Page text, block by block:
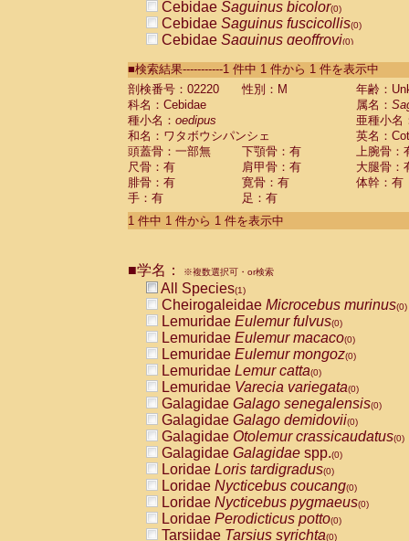
Cebidae Saguinus bicolor(0)
Cebidae Saguinus fuscicollis(0)
Cebidae Saguinus geoffroyi(0)
CebidaeSaguinus labiatus(0)
Cebidae Saguinus leucopus (0)
Cebidae
Cebidae
CebidaeSaguinus nigricollis (0)
Cebidae Saguinus oedipus
Cebidae Saguinus weddelli
Cebidae Saguinusspp.
Cebidae Aotus trivirgatus
Cebidae Cebus albifrons
CebidaeCebus nigrivittatus
CebidaeCebus
CebidaeSaimiri boliviensis(0)
CebidaeSaimiri sciureus(0)
AtelidaeAlouatta caraya(0)
AtelidaeAlouatta fusca(0)
AtelidaeAlouatta seniculus
AtelidaeAlouattaspp.(0)
AtelidaeAteles belzebuth(0)
AtelidaeAteles geoffroyi(0)
AtelidaeAteles paniscus(0)
AtelidaeAtelesspp.(0)
Atelidae Lagothrix lagothricha
AtelidaeLagothrix lagothricha cana
PitheciidaeCacajao calvus
PitheciidaeCallicebus cupreus
PitheciidaeCallicebus donacophilus
■検索結果-----------1 件中 1 件から 1 件を表示中
剖検番号：02220
性別：M
年齢：
科名：Cebidae
属名：
種小名： oedipus
亜種小名
和名：ワタボウシパンシェ
英名：
頭蓋骨：一部無
下顎骨：有
上腕骨：
尺骨：有
肩甲骨：有
大腿骨：
腓骨：有
寛骨：有
体幹：有
手：有
足：有
1 件中 1 件から 1 件を表示中
■学名： ※複数選択可・or検索
All Species(1)
Cheirogaleidae Microcebus murinus(0)
Lemuridae Eulemur fulvus(0)
Lemuridae Eulemur macaco(0)
Lemuridae Eulemur mongoz(0)
Lemuridae Lemur catta(0)
Lemuridae Varecia variegata(0)
Galagidae Galago senegalensis(0)
Galagidae Galago demidovii(0)
Galagidae Otolemur crassicaudatus(0)
Galagidae Galagidae spp.(0)
Loridae Loris tardigradus(0)
Loridae Nycticebus coucang(0)
Loridae Nycticebus pygmaeus(0)
Loridae Perodicticus potto(0)
Tarsiidae Tarsius syrichta(0)